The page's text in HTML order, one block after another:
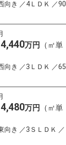
向き ／4ＬＤＫ ／90
4,440万円
（㎡単
向き ／3ＬＤＫ ／65
4,480万円
（㎡単
向き ／3ＳＬＤＫ ／